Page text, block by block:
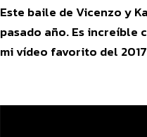
Este baile de Vicenzo y
pasado año. Es increíble
mi vídeo favorito del